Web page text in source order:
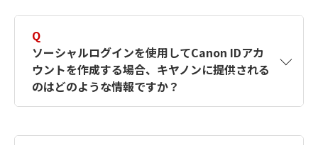
す。詳しい作成方法は【カメラ】Canon IDとは
何ですか？Canon IDの作成方法は？をご確認く
ださい。
Q
ソーシャルログインを使用してCanon IDアカ
ウントを作成する場合、キヤノンに提供される
のはどのような情報ですか？